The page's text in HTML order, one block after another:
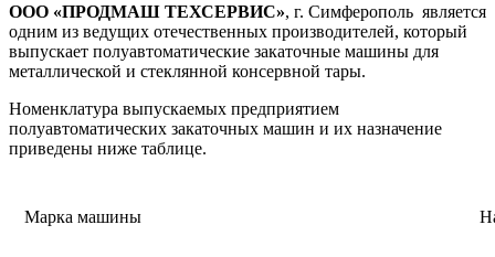
ООО «ПРОДМАШ ТЕХСЕРВИС», г. Симферополь является
одним из ведущих отечественных производителей, который
выпускает полуавтоматические закаточные машины для
металлической и стеклянной консервной тары.
Номенклатура выпускаемых предприятием
полуавтоматических закаточных машин и их назначение
приведены ниже таблице.
Марка машины